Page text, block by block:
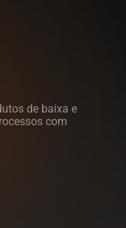
de baixa e
com